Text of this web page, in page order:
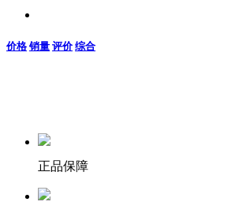
价格 销量 评价 综合
正品保障